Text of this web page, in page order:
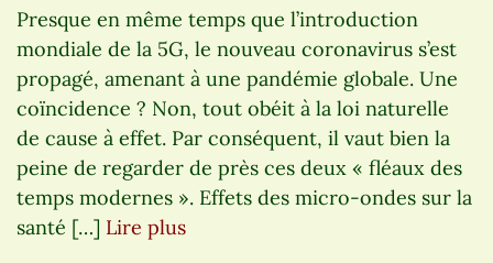
Presque en même temps que l’introduction
mondiale de la 5G, le nouveau coronavirus s’est
propagé, amenant à une pandémie globale. Une
coïncidence ? Non, tout obéit à la loi naturelle
de cause à effet. Par conséquent, il vaut bien la
peine de regarder de près ces deux « fléaux des
temps modernes ». Effets des micro-ondes sur la
santé […] Lire plus